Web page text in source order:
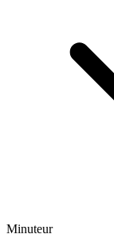
Minuteur